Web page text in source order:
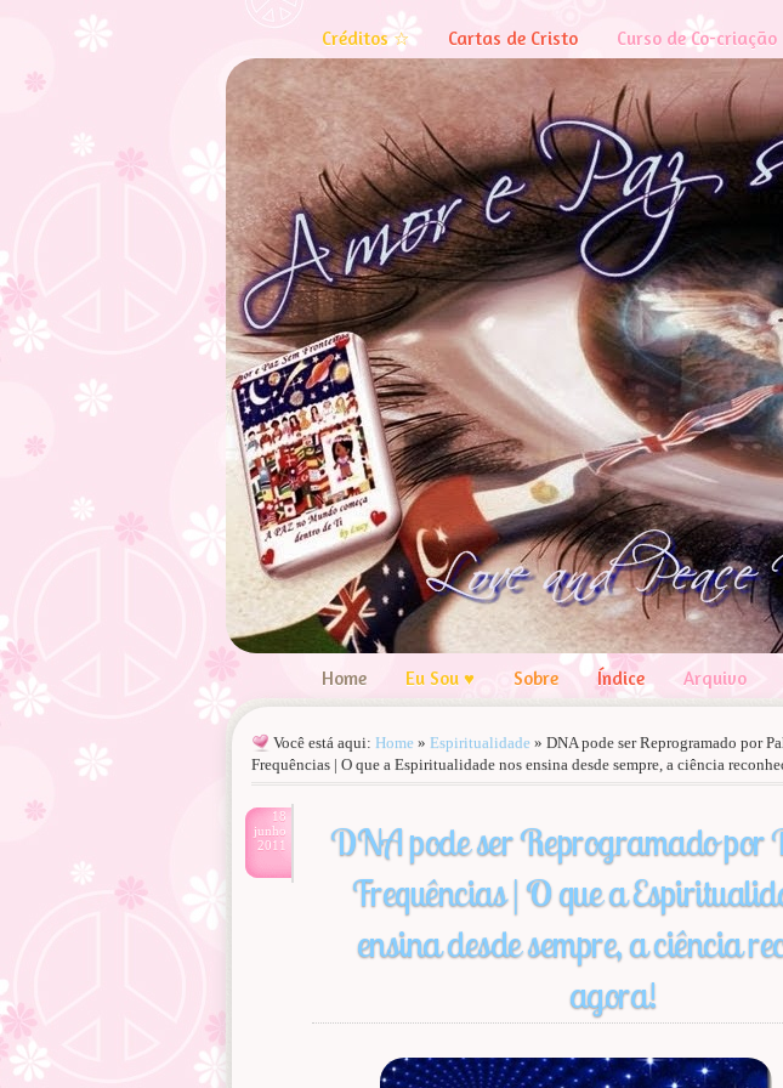
Créditos ☆ Cartas de Cristo Curso de Co-criação
Home Eu Sou ♥ Sobre Índice Arquivo
Você está aqui: Home » Espiritualidade » DNA pode ser Reprogramado por
Frequências | O que a Espiritualidade nos ensina desde sempre, a ciência
18
junho
2011
DNA pode ser Reprogramado por
Frequências | O que a
ensina desde sempre, a ciência
agora!